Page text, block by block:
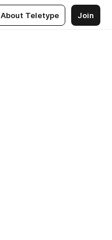
About Teletype Join